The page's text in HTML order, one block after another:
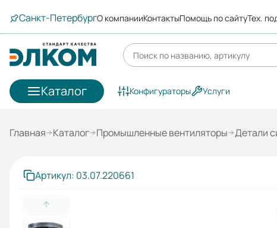
Санкт-ПетербургО компанииКонтактыПомощь по сайтуТех.
Каталог Конфигураторы Услуги
Главная Каталог Промышленные вентиляторы Детали
Артикул: 03.07.220661